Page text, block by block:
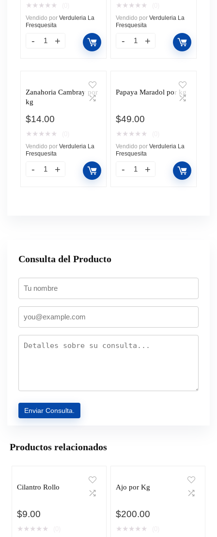
★ ★ ★ ★ ★
Vendido por Verduleria La
Fresquesita
★ ★ ★ ★ ★
Vendido por Verduleria La
Fresquesita
Zanahoria Cambray por
kg
$14.00
★ ★ ★ ★ ★
Vendido por Verduleria La
Fresquesita
Papaya Maradol por kg
$49.00
★ ★ ★ ★ ★
Vendido por Verduleria La
Fresquesita
Consulta del Producto
Productos relacionados
Cilantro Rollo
$9.00
★ ★ ★ ★ ★
Ajo por Kg
$200.00
★ ★ ★ ★ ★